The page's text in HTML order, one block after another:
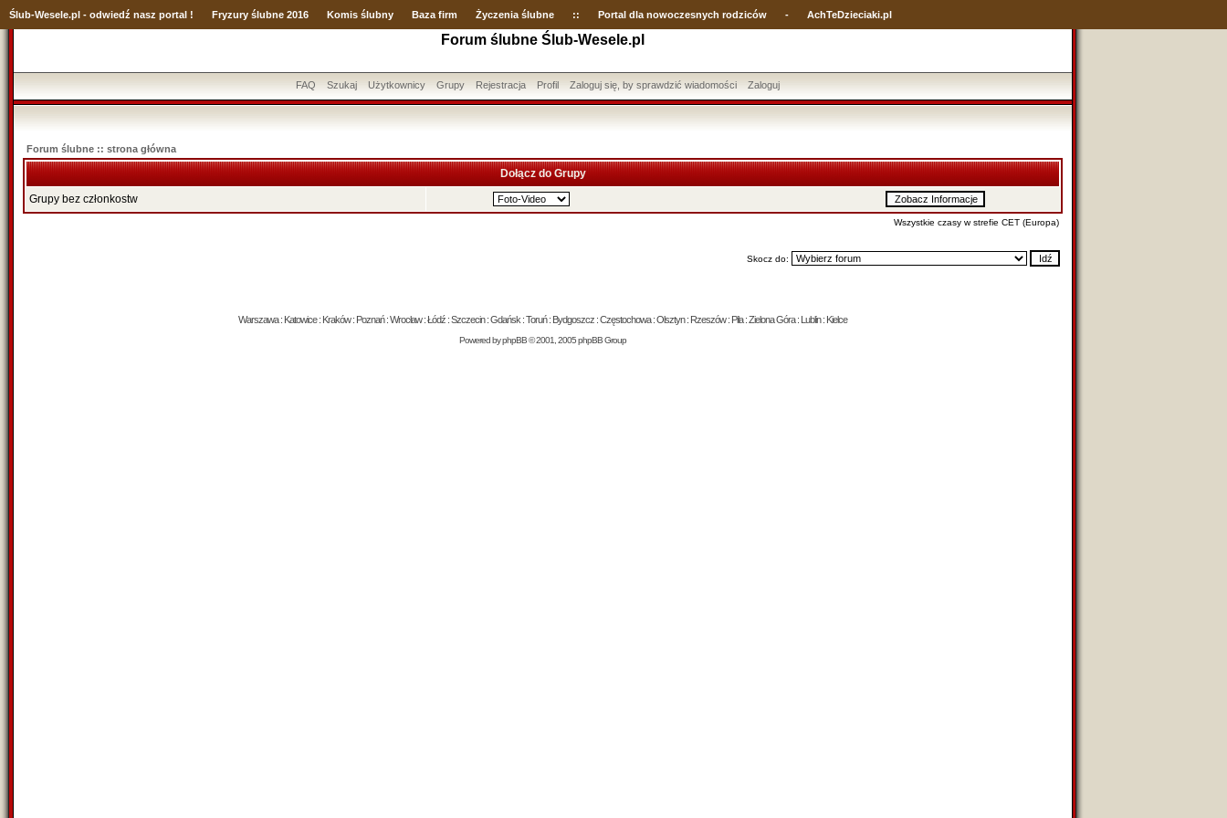
Ślub-Wesele.pl - odwiedź nasz portal ! Fryzury ślubne 2016 Komis ślubny Baza firm Życzenia ślubne :: Portal dla nowoczesnych rodziców - AchTeDzieciaki.pl
Forum ślubne Ślub-Wesele.pl
FAQ Szukaj Użytkownicy Grupy Rejestracja Profil Zaloguj się, by sprawdzić wiadomości Zaloguj
Forum ślubne :: strona główna
Dołącz do Grupy
Grupy bez członkostw
Wszystkie czasy w strefie CET (Europa)
Skocz do:
Warszawa : Katowice : Kraków : Poznań : Wrocław : Łódź : Szczecin : Gdańsk : Toruń : Bydgoszcz : Częstochowa : Olsztyn : Rzeszów : Piła : Zielona Góra : Lublin : Kielce
Powered byphpBB© 2001, 2005 phpBB Group